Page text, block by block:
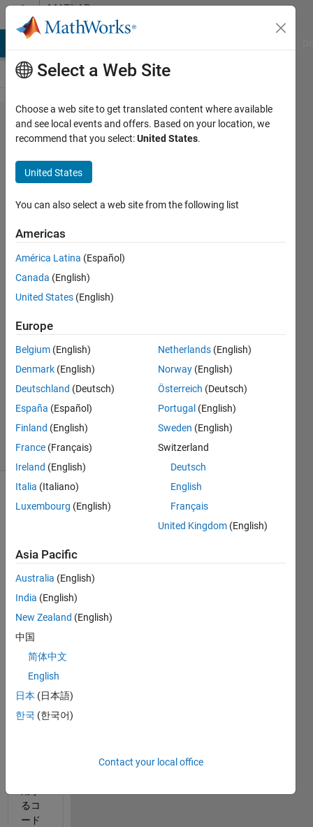
Skip to contentMATLAB
Answers
Simulink
Robotics
System
Toolbox
の「P​
ublish」
ブロッ​
クのエ
ラー
shundai
miyawaki
3 Jun
2019
1 Answer
Updated
5 Jul 2020
9 Views
(30 days)
URL
で公
開さ
いる
Lawic
el製
USB
デバ
るコ
ード
Select a Web Site
Choose a web site to get translated content where available
and see local events and offers. Based on your location, we
recommend that you select:United States.
United States
You can also select a web site from the following list
Americas
América Latina (Español)
Canada (English)
United States (English)
Europe
Belgium (English)
Denmark (English)
Deutschland (Deutsch)
España (Español)
Finland (English)
France (Français)
Ireland (English)
Italia (Italiano)
Luxembourg (English)
Netherlands (English)
Norway (English)
Österreich (Deutsch)
Portugal (English)
Sweden (English)
Switzerland
Deutsch
English
Français
United Kingdom (English)
Asia Pacific
Australia (English)
India (English)
New Zealand (English)
中国
简体中文
English
日本 (日本語)
한국 (한국어)
Contact your local office